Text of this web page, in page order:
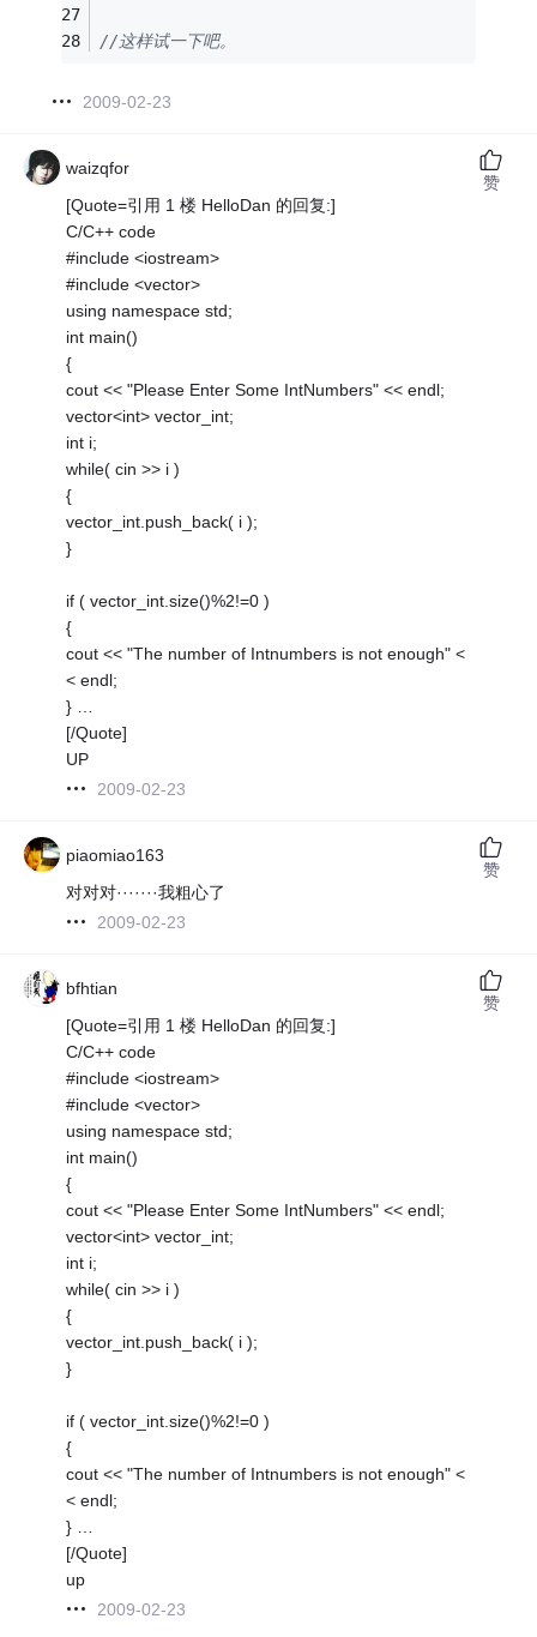
//这样试一下吧。
2009-02-23
waizqfor
[Quote=引用 1 楼 HelloDan 的回复:]
C/C++ code
#include <iostream>
#include <vector>
using namespace std;
int main()
{
cout << "Please Enter Some IntNumbers" << endl;
vector<int> vector_int;
int i;
while( cin >> i )
{
vector_int.push_back( i );
}
if ( vector_int.size()%2!=0 )
{
cout << "The number of Intnumbers is not enough" <
< endl;
} …
[/Quote]
UP
2009-02-23
赞
piaomiao163
对对对·······我粗心了
2009-02-23
赞
bfhtian
[Quote=引用 1 楼 HelloDan 的回复:]
C/C++ code
#include <iostream>
#include <vector>
using namespace std;
int main()
{
cout << "Please Enter Some IntNumbers" << endl;
vector<int> vector_int;
int i;
while( cin >> i )
{
vector_int.push_back( i );
}
if ( vector_int.size()%2!=0 )
{
cout << "The number of Intnumbers is not enough" <
< endl;
} …
[/Quote]
up
2009-02-23
赞